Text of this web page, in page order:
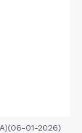
01-2026)